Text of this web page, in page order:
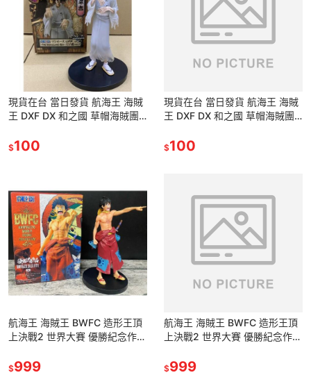
現貨在台 當日發貨 航海王 海賊
王 DXF DX 和之國 草帽海賊團
實 公仔 景品
$100
現貨在台 當日發貨 航海王 海賊
王 DXF DX 和之國 草帽海賊團
實 公仔 景品
$100
航海王 海賊王 BWFC 造形王頂
上決戰2 世界大賽 優勝紀念作品
宣戰 公仔 景品
$999
航海王 海賊王 BWFC 造形王頂
上決戰2 世界大賽 優勝紀念作品
宣戰 公仔 景品
$999